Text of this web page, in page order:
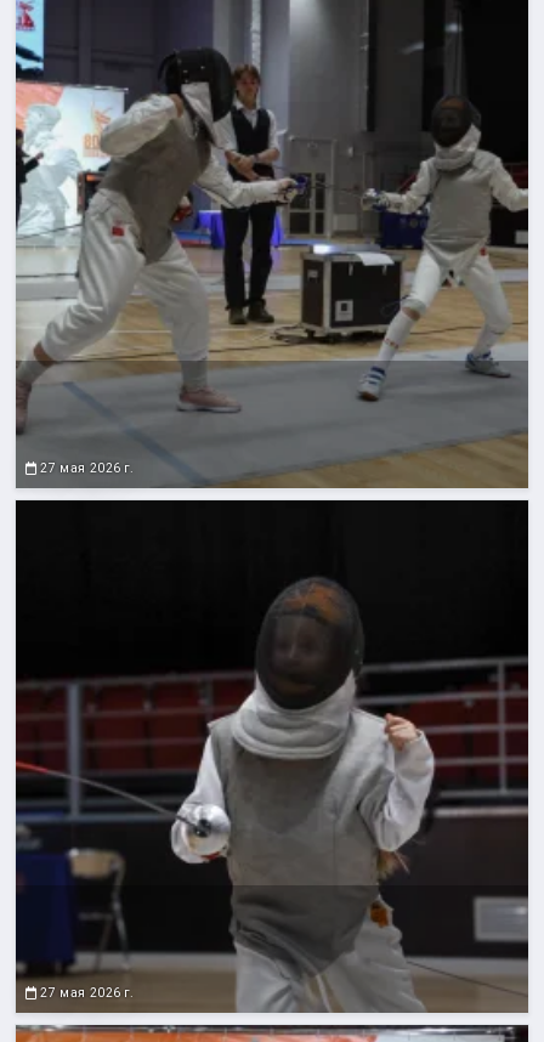
27 мая 2026 г.
27 мая 2026 г.